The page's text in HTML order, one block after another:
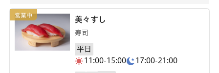
美々すし
寿司
平日
11:00-15:00
17:00-21:00